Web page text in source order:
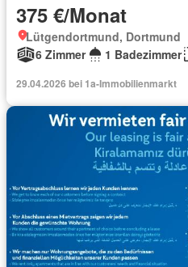
375 €/Monat
Lütgendortmund, Dortmund
6 Zimmer
1 Badezimmer
29.04.2026 bei 1a-Immobilienmarkt